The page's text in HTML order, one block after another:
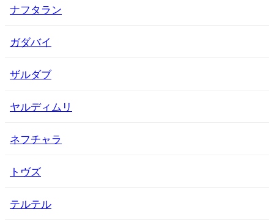
ナフタラン
ガダバイ
ザルダブ
ヤルディムリ
ネフチャラ
トヴズ
テルテル